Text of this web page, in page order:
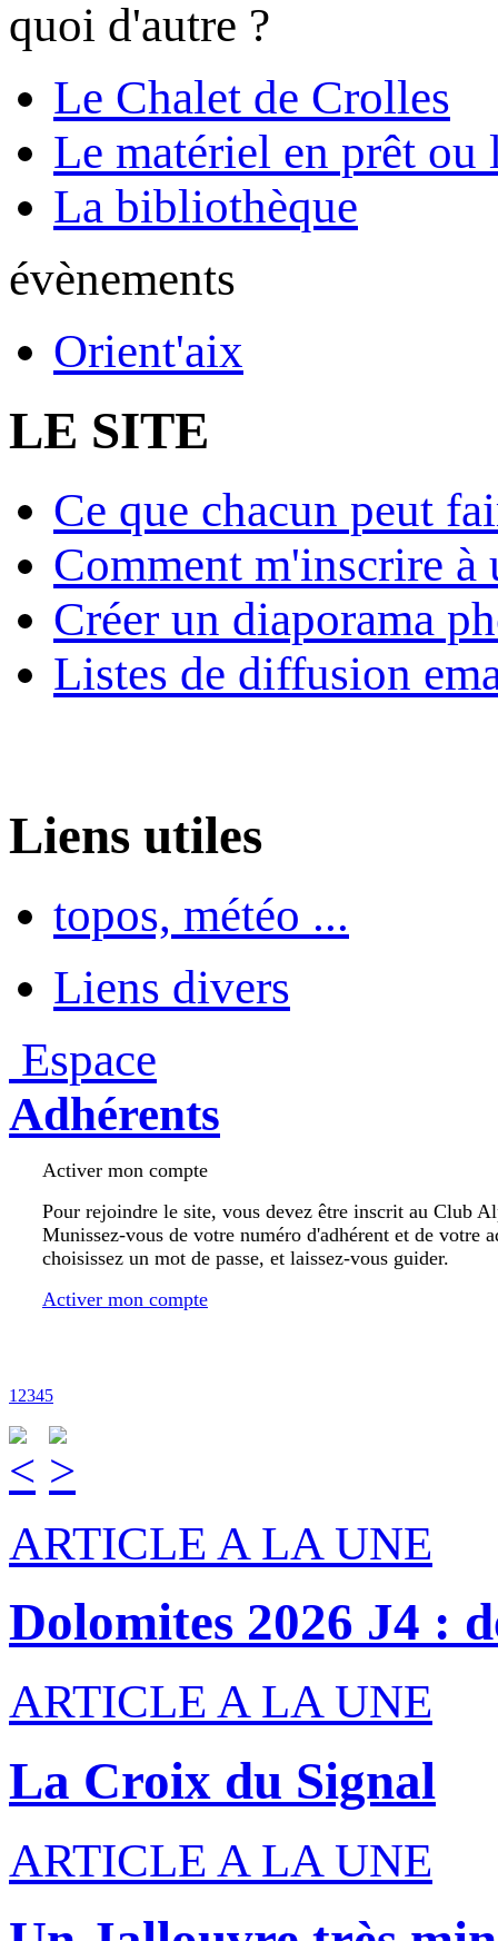
quoi d'autre ?
Le Chalet de Crolles
Le matériel en prêt ou
La bibliothèque
évènements
Orient'aix
LE SITE
Ce que chacun peut
Comment m'inscrire à
Créer un diaporama
Listes de diffusion
Liens utiles
topos, météo ...
Liens divers
Espace
Adhérents
Activer mon compte
Pour rejoindre le site, vous devez être inscrit au Club
Munissez-vous de votre numéro d'adhérent et de votre
choisissez un mot de passe, et laissez-vous guider.
Activer mon compte
1 2345
ARTICLE A LA UNE
Dolomites 2026 J4 :
ARTICLE A LA UNE
La Croix du Signal
ARTICLE A LA UNE